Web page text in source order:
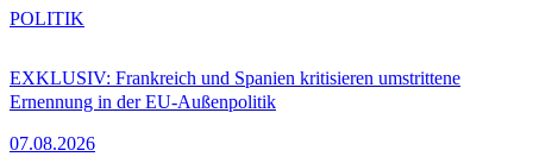
EXKLUSIV: Frankreich und Spanien kritisieren umstrittene
Ernennung in der EU-Außenpolitik
07.08.2026
POLITIK